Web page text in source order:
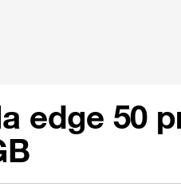
edge 50